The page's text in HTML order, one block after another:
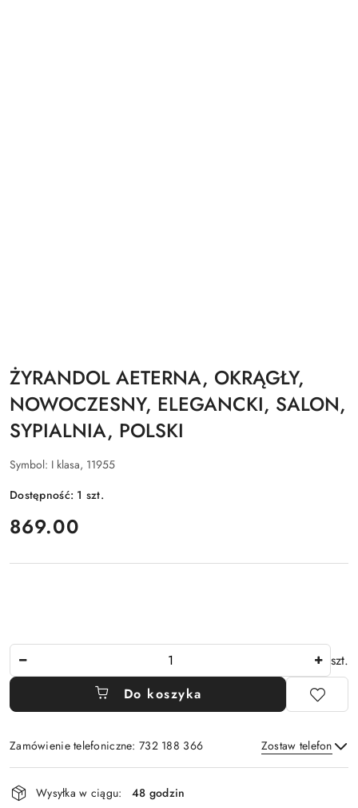
ŻYRANDOL AETERNA, OKRĄGŁY,
NOWOCZESNY, ELEGANCKI, SALON,
SYPIALNIA, POLSKI
Symbol: I klasa, 11955
Dostępność: 1 szt.
cena:
869.00
szt.
Do koszyka
Zamówienie telefoniczne: 732 188 366 Zostaw telefon
Dostępność
i
Wysyłka w ciągu: 48 godzin